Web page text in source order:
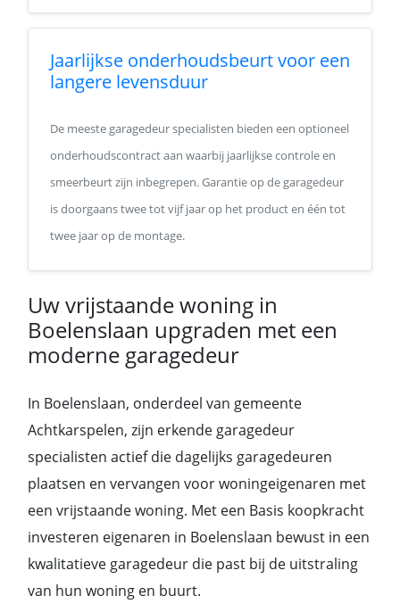
Jaarlijkse onderhoudsbeurt voor een
langere levensduur
De meeste garagedeur specialisten bieden een optioneel
onderhoudscontract aan waarbij jaarlijkse controle en
smeerbeurt zijn inbegrepen. Garantie op de garagedeur
is doorgaans twee tot vijf jaar op het product en één tot
twee jaar op de montage.
Uw vrijstaande woning in
Boelenslaan upgraden met een
moderne garagedeur
In Boelenslaan, onderdeel van gemeente
Achtkarspelen, zijn erkende garagedeur
specialisten actief die dagelijks garagedeuren
plaatsen en vervangen voor woningeigenaren met
een vrijstaande woning. Met een Basis koopkracht
investeren eigenaren in Boelenslaan bewust in een
kwalitatieve garagedeur die past bij de uitstraling
van hun woning en buurt.